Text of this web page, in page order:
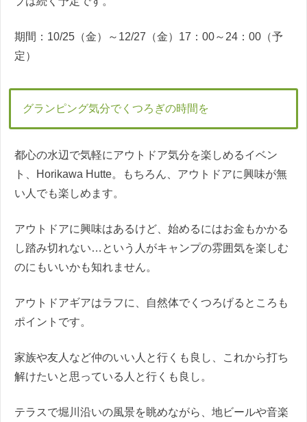
期間：10/25（金）～12/27（金）17：00～24：00（予
定）
グランピング気分でくつろぎの時間を
都心の水辺で気軽にアウトドア気分を楽しめるイベン
ト、Horikawa Hutte。もちろん、アウトドアに興味が無
い人でも楽しめます。
アウトドアに興味はあるけど、始めるにはお金もかかる
し踏み切れない…という人がキャンプの雰囲気を楽しむ
のにもいいかも知れません。
アウトドアギアはラフに、自然体でくつろげるところも
ポイントです。
家族や友人など仲のいい人と行くも良し、これから打ち
解けたいと思っている人と行くも良し。
テラスで堀川沿いの風景を眺めながら、地ビールや音楽